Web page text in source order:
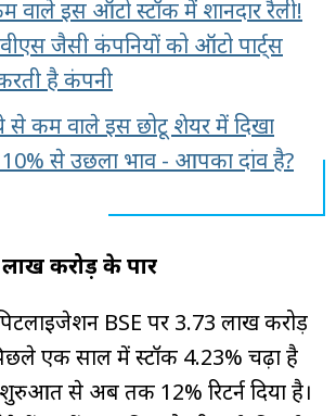
वाले इस ऑटो स्टॉक में शानदार रैली!
जैसी कंपनियों को ऑटो पार्ट्स
है कंपनी
से कम वाले इस छोटू शेयर में दिखा
से उछला भाव - आपका दांव है?
लाख करोड़ के पार
BSE पर ₹3.73 लाख करोड़
एक साल में स्टॉक 4.23% चढ़ा है
से अब तक 12% रिटर्न दिया है।